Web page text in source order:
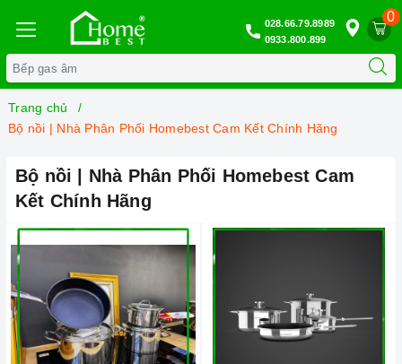
0
028.66.79.8989
0933.800.899
Trang chủ
Bộ nồi | Nhà Phân Phối Homebest Cam Kết Chính Hãng
Bộ nồi | Nhà Phân Phối Homebest Cam
Kết Chính Hãng